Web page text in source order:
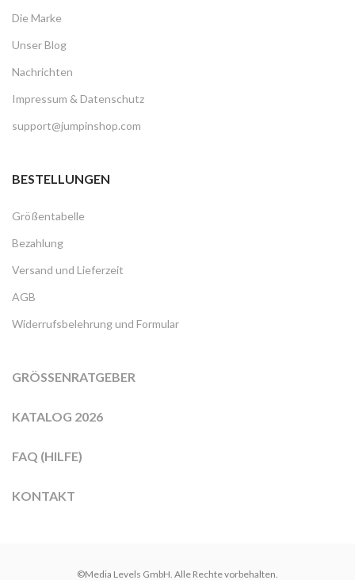
Die Marke
Unser Blog
Nachrichten
Impressum & Datenschutz
support@jumpinshop.com
BESTELLUNGEN
Größentabelle
Bezahlung
Versand und Lieferzeit
AGB
Widerrufsbelehrung und Formular
GRÖSSENRATGEBER
KATALOG 2026
FAQ (HILFE)
KONTAKT
©Media Levels GmbH. Alle Rechte vorbehalten.